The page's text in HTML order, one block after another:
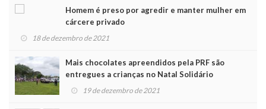
Homem é preso por agredir e manter mulher em
cárcere privado
18 de dezembro de 2021
Mais chocolates apreendidos pela PRF são
entregues a crianças no Natal Solidário
19 de dezembro de 2021